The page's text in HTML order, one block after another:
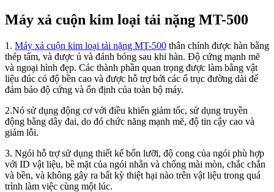
Máy xả cuộn kim loại tải nặng MT-500
1. Máy xả cuộn kim loại tải nặng MT-500 thân chính được hàn bằng
thép tấm, và được ủ và đánh bóng sau khi hàn. Độ cứng mạnh mẽ
và ngoại hình đẹp. Các thành phần quan trọng được làm bằng vật
liệu đúc có độ bền cao và được hỗ trợ bởi các ổ trục đường dài để
đảm bảo độ cứng và ổn định của toàn bộ máy.
2.Nó sử dụng động cơ với điều khiển giảm tốc, sử dụng truyền
động bằng dây đai, do đó chức năng mạnh mẽ, độ tin cậy cao và
giảm lỗi.
3. Ngói hỗ trợ sử dụng thiết kế bốn lưỡi, độ cong của ngói phù hợp
với ID vật liệu, bề mặt của ngói nhẵn và chống mài mòn, chắc chắn
và bền, và không gây ra bất kỳ thiệt hại nào trên vật liệu trong quá
trình làm việc cùng một lúc.